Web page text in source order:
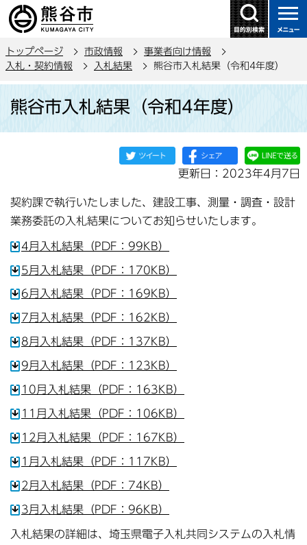
の
ー
トップページ 市政情報
事業者向け情報
入札・契約情報
入札結果 熊谷市入札結果（令和4年度）
熊谷市入札結果（令和4年度）
更新日：2023年4月7日
契約課で執行いたしました、建設工事、測量・調査・設計
業務委託の入札結果についてお知らせいたします。
4月入札結果（PDF：99KB）
5月入札結果（PDF：170KB）
6月入札結果（PDF：169KB）
7月入札結果（PDF：162KB）
8月入札結果（PDF：137KB）
9月入札結果（PDF：123KB）
10月入札結果（PDF：163KB）
11月入札結果（PDF：106KB）
12月入札結果（PDF：167KB）
1月入札結果（PDF：117KB）
2月入札結果（PDF：74KB）
3月入札結果（PDF：96KB）
入札結果の詳細は、埼玉県電子入札共同システムの入札情